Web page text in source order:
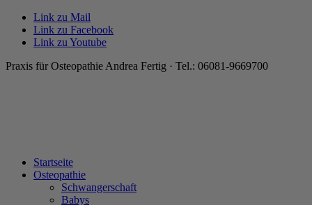
Link zu Mail
Link zu Facebook
Link zu Youtube
Praxis für Osteopathie Andrea Fertig · Tel.: 06081-9669700
Startseite
Osteopathie
Schwangerschaft
Babys